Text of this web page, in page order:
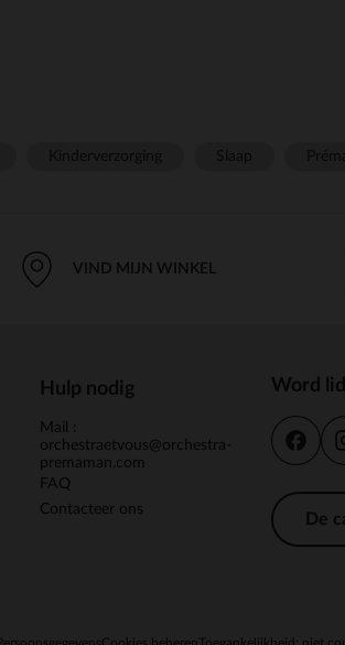
VIND MIJN WINKEL
Hulp nodig
Mail :
orchestraetvous@orchestra-
premaman.com
FAQ
Contacteer ons
Word
De